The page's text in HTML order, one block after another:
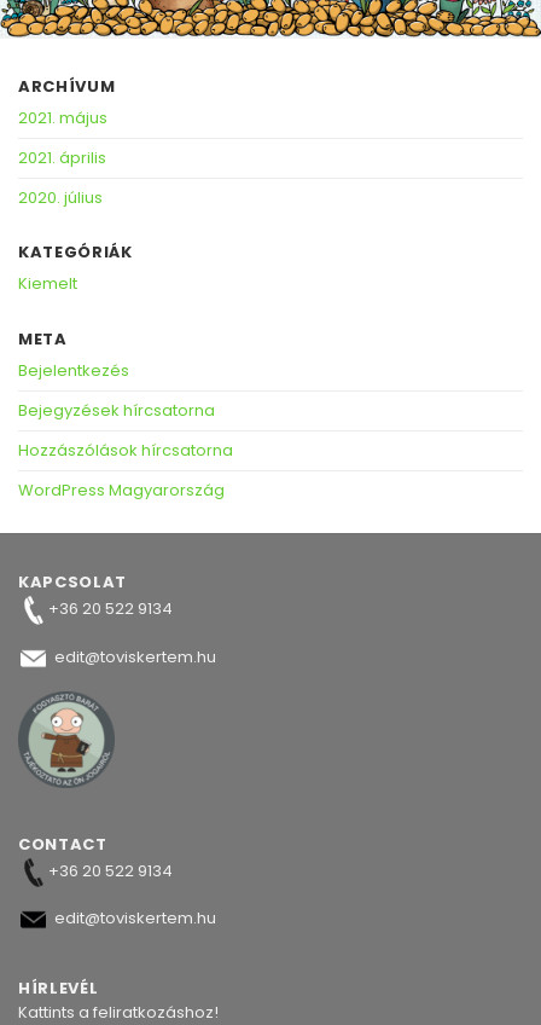
ARCHÍVUM
2021. május
2021. április
2020. július
KATEGÓRIÁK
Kiemelt
META
Bejelentkezés
Bejegyzések hírcsatorna
Hozzászólások hírcsatorna
WordPress Magyarország
KAPCSOLAT
+36 20 522 9134
edit@toviskertem.hu
CONTACT
+36 20 522 9134
edit@toviskertem.hu
HÍRLEVÉL
Kattints a feliratkozáshoz!